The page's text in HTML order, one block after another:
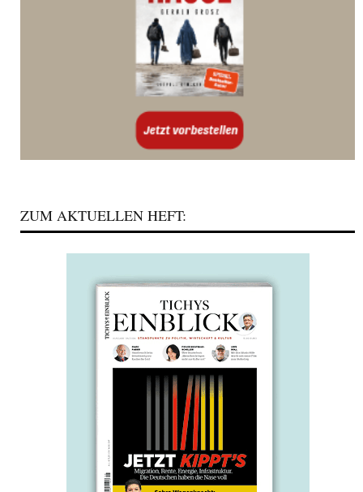
ZUM AKTUELLEN HEFT: